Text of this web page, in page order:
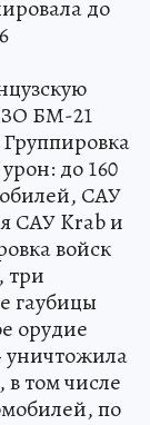
до
БМ-21
до 160
САУ
САУ Krab и
войск
три
гаубицы
орудие
уничтожила
том числе
по